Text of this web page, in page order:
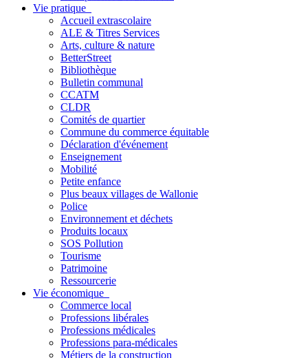
Vie pratique
Accueil extrascolaire
ALE & Titres Services
Arts, culture & nature
BetterStreet
Bibliothèque
Bulletin communal
CCATM
CLDR
Comités de quartier
Commune du commerce équitable
Déclaration d'événement
Enseignement
Mobilité
Petite enfance
Plus beaux villages de Wallonie
Police
Environnement et déchets
Produits locaux
SOS Pollution
Tourisme
Patrimoine
Ressourcerie
Vie économique
Commerce local
Professions libérales
Professions médicales
Professions para-médicales
Métiers de la construction